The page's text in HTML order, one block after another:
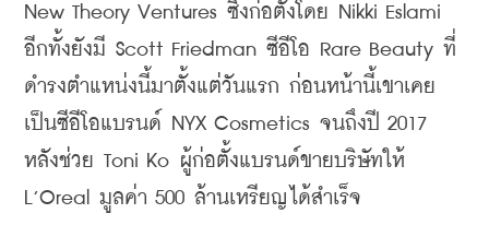
New Theory Ventures ซึ่งก่อตั้งโดย Nikki Eslami
อีกทั้งยังมี Scott Friedman ซีอีโอ Rare Beauty ที่
ดำรงตำแหน่งนี้มาตั้งแต่วันแรก ก่อนหน้านี้เขาเคย
เป็นซีอีโอแบรนด์ NYX Cosmetics จนถึงปี 2017
หลังช่วย Toni Ko ผู้ก่อตั้งแบรนด์ขายบริษัทให้
L’Oreal มูลค่า 500 ล้านเหรียญได้สำเร็จ